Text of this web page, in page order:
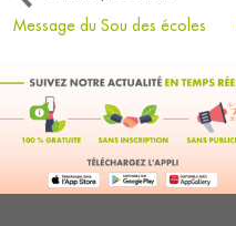
Message du Sou des écoles